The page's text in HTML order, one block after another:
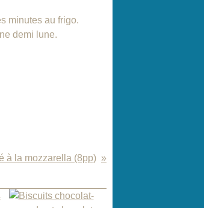
minutes au frigo.
demi lune.
à la mozzarella (8pp)